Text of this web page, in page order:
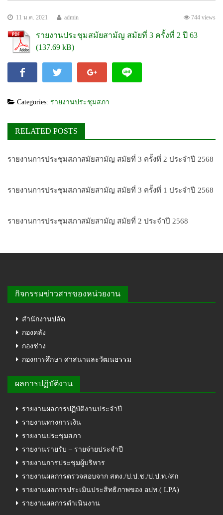
11 ม.ค. 2021 744 views
admin
รายงานประชุมสมัยสามัญ สมัยที่ 3 ครั้งที่ 2 ปี 63
Categories: รายงานประชุมสภา
RELATED POSTS
รายงานการประชุมสภาสมัยสามัญ สมัยที่ 3 ครั้งที่ 2 ประจำปี 2568
รายงานการประชุมสภาสมัยสามัญ สมัยที่ 3 ครั้งที่ 1 ประจำปี 2568
รายงานการประชุมสภาสมัยสามัญ สมัยที่ 2 ประจำปี 2568
กิจกรรมข่าวสารของหน่วยงาน
สำนักงานปลัด
กองคลัง
กองช่าง
กองการศึกษา ศาสนาและวัฒนธรรม
ผลการปฏิบัติงาน
รายงานผลการปฏิบัติงานประจำปี
รายงานทางการเงิน
รายงานประชุมสภา
รายงานรายรับ – รายจ่ายประจำปี
รายงานการประชุมผู้บริหาร
รายงานผลการตรวจสอบจาก สตง./ป.ป.ช./ป.ป.ท./สถ
รายงานผลการประเมินประสิทธิภาพของ อปท.( LPA)
รายงานผลการดำเนินงาน